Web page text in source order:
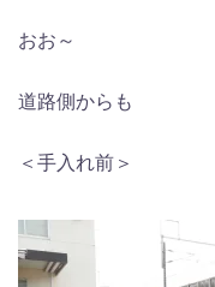
おお～
道路側からも
＜手入れ前＞